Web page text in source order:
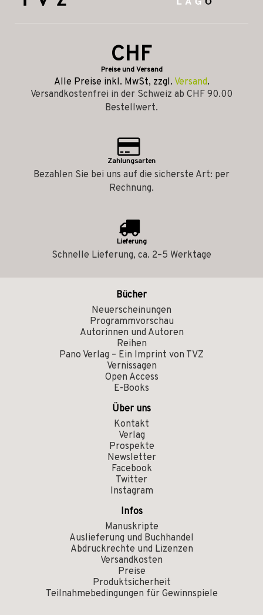
CHF
Preise und Versand
Alle Preise inkl. MwSt, zzgl. Versand.
Versandkostenfrei in der Schweiz ab CHF 90.00
Bestellwert.
Zahlungsarten
Bezahlen Sie bei uns auf die sicherste Art: per
Rechnung.
Lieferung
Schnelle Lieferung, ca. 2–5 Werktage
Bücher
Neuerscheinungen
Programmvorschau
Autorinnen und Autoren
Reihen
Pano Verlag – Ein Imprint von TVZ
Vernissagen
Open Access
E-Books
Über uns
Kontakt
Verlag
Prospekte
Newsletter
Facebook
Twitter
Instagram
Infos
Manuskripte
Auslieferung und Buchhandel
Abdruckrechte und Lizenzen
Versandkosten
Preise
Produktsicherheit
Teilnahmebedingungen für Gewinnspiele